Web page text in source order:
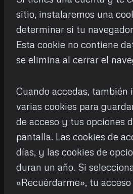
sitio, instalaremos una
determinar si tu
Esta cookie no contiene
se elimina al cerrar el
Cuando accedas, también
varias cookies para
de acceso y tus opciones
pantalla. Las cookies de
días, y las cookies de
duran un año. Si
«Recuérdarme», tu